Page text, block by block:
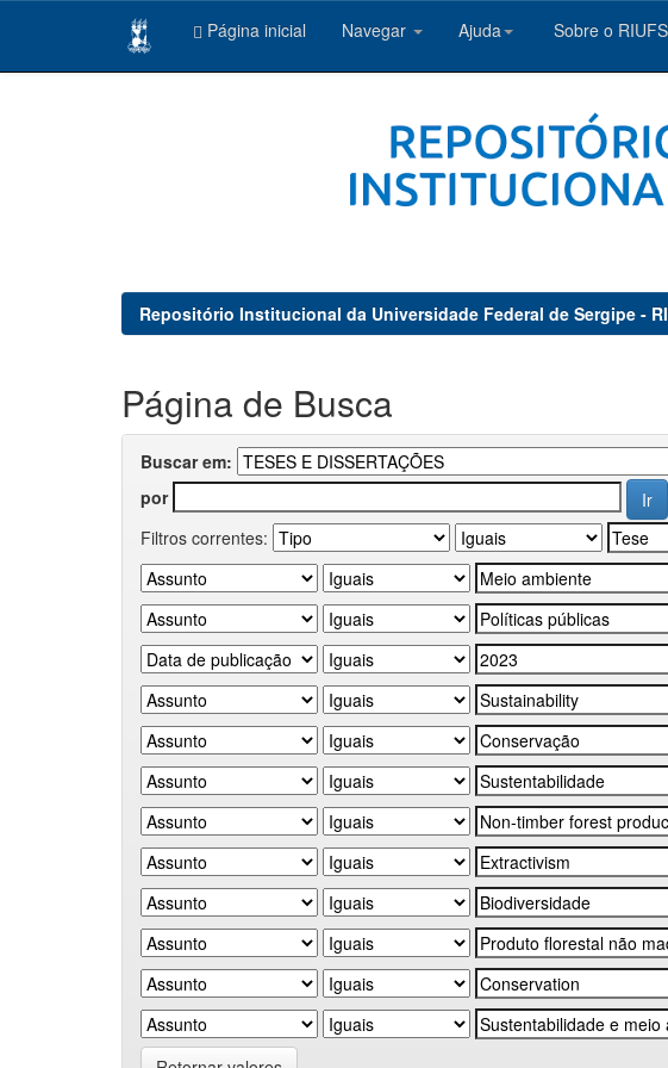
Página inicial Navegar Ajuda Sobre o RIUFS
Repositório Institucional da Universidade Federal de Sergipe -
Página de Busca
Buscar em:
por
Filtros correntes: